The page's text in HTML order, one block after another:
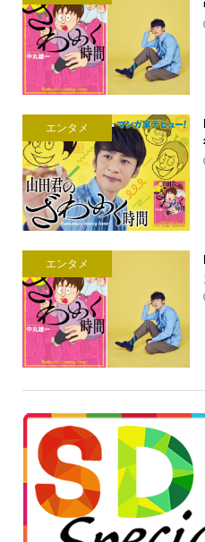
エンタメ
エンタメ